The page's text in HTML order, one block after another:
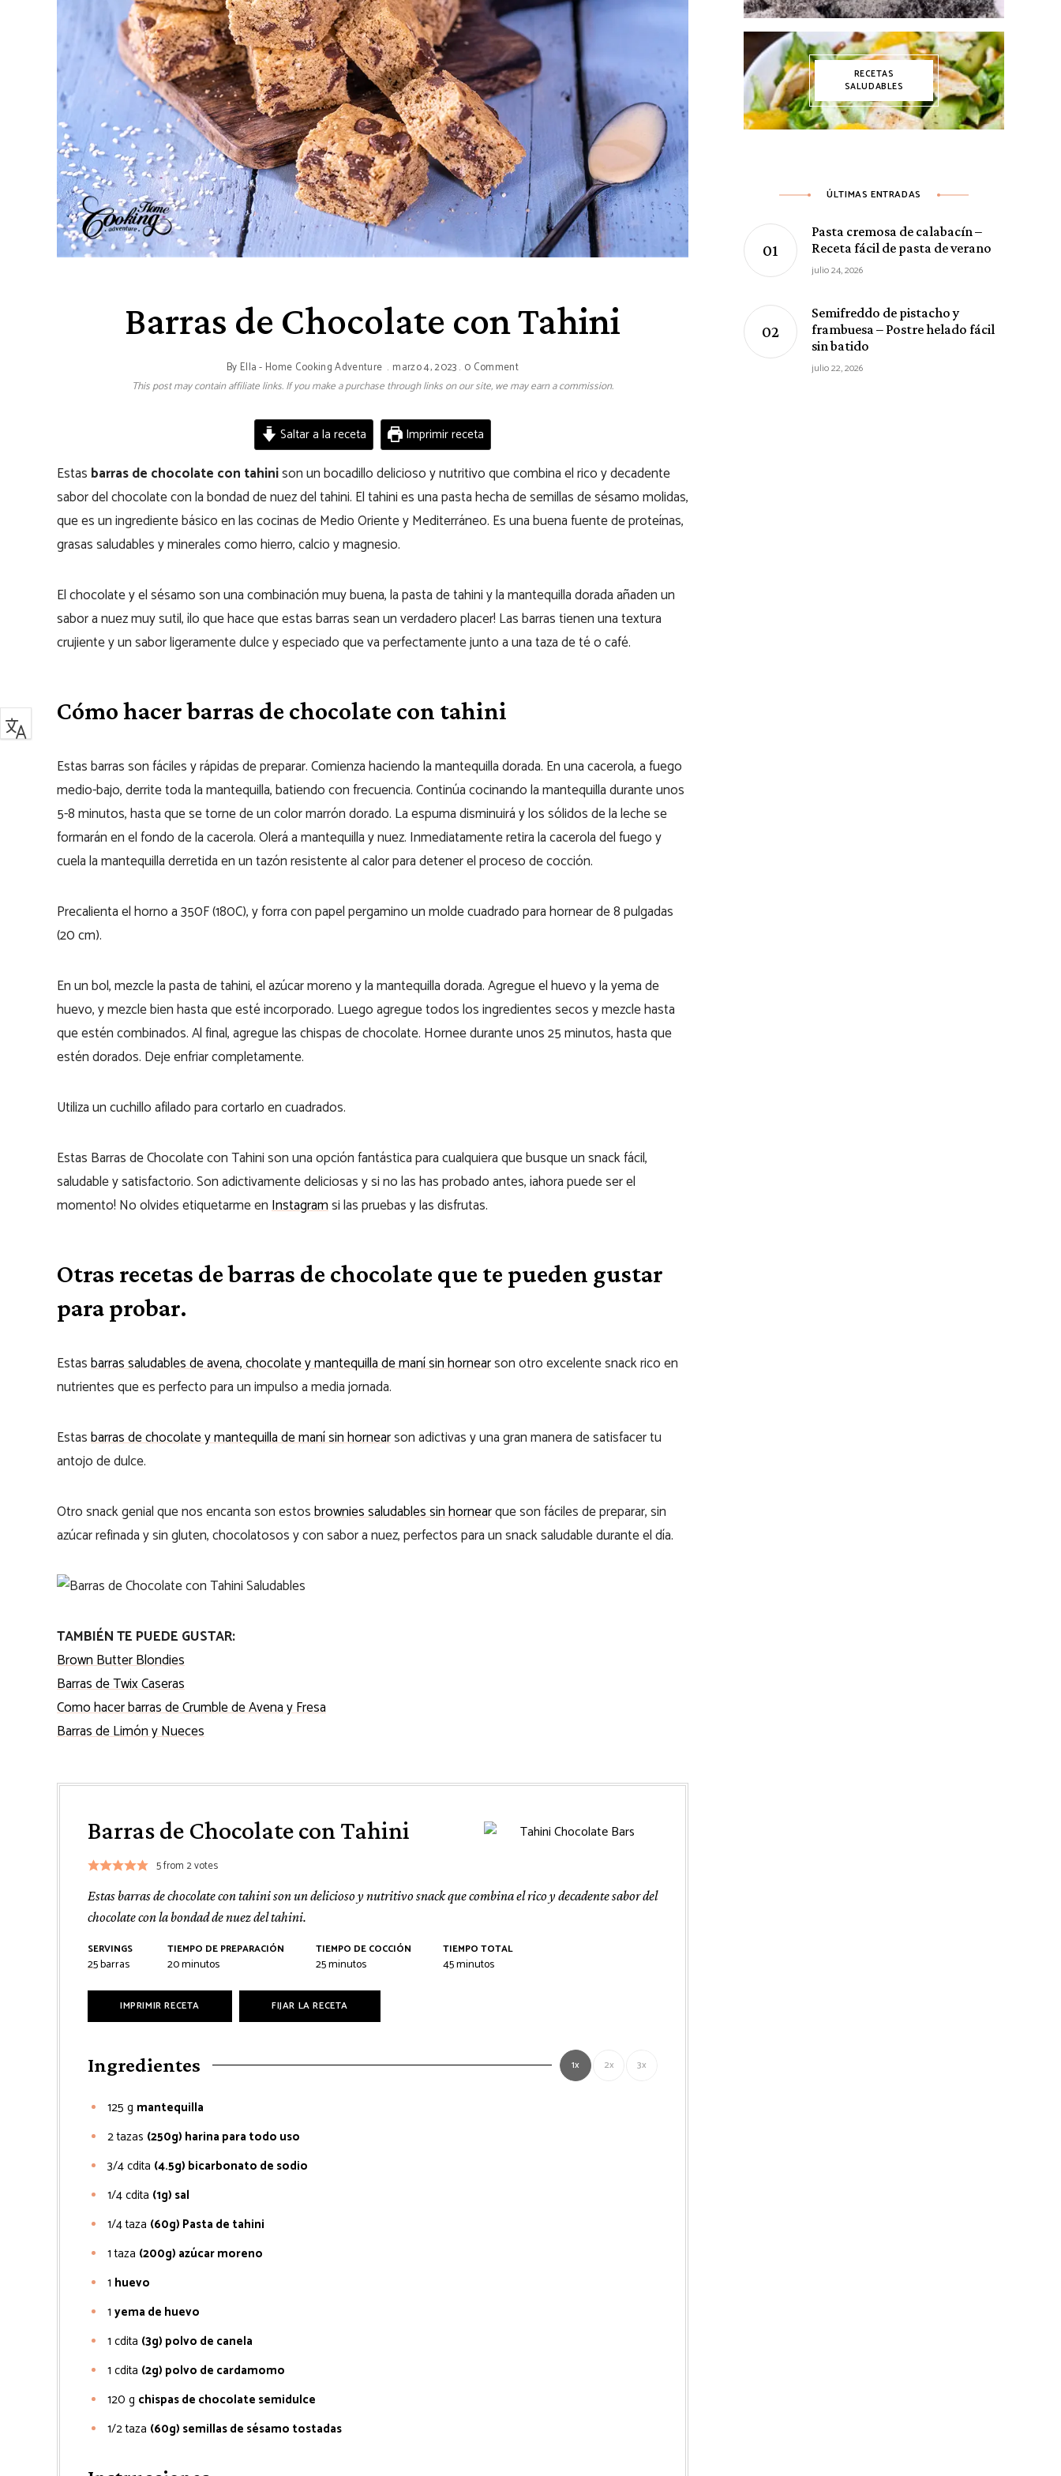
Barras de Chocolate con Tahini
By Ella - Home Cooking Adventure marzo 4, 2023 0 Comment
This post may contain affiliate links. If you make a purchase through links on our site, we may earn a commission.
Saltar a la receta Imprimir receta
Estas barras de chocolate con tahinison un bocadillo delicioso y nutritivo que combina el rico y decadente
sabor del chocolate con la bondad de nuez del tahini. El tahini es una pasta hecha de semillas de sésamo molidas,
que es un ingrediente básico en las cocinas de Medio Oriente y Mediterráneo. Es una buena fuente de proteínas,
grasas saludables y minerales como hierro, calcio y magnesio.
El chocolate y el sésamo son una combinación muy buena, la pasta de tahini y la mantequilla dorada añaden un
sabor a nuez muy sutil, ¡lo que hace que estas barras sean un verdadero placer! Las barras tienen una textura
crujiente y un sabor ligeramente dulce y especiado que va perfectamente junto a una taza de té o café.
Cómo hacer barras de chocolate con tahini
Estas barras son fáciles y rápidas de preparar. Comienza haciendo la mantequilla dorada. En una cacerola, a fuego
medio-bajo, derrite toda la mantequilla, batiendo con frecuencia. Continúa cocinando la mantequilla durante unos
5-8 minutos, hasta que se torne de un color marrón dorado. La espuma disminuirá y los sólidos de la leche se
formarán en el fondo de la cacerola. Olerá a mantequilla y nuez. Inmediatamente retira la cacerola del fuego y
cuela la mantequilla derretida en un tazón resistente al calor para detener el proceso de cocción.
Precalienta el horno a 350F (180C), y forra con papel pergamino un molde cuadrado para hornear de 8 pulgadas
(20 cm).
En un bol, mezcle la pasta de tahini, el azúcar moreno y la mantequilla dorada. Agregue el huevo y la yema de
huevo, y mezcle bien hasta que esté incorporado. Luego agregue todos los ingredientes secos y mezcle hasta
que estén combinados. Al final, agregue las chispas de chocolate. Hornee durante unos 25 minutos, hasta que
estén dorados. Deje enfriar completamente.
Utiliza un cuchillo afilado para cortarlo en cuadrados.
Estas Barras de Chocolate con Tahini son una opción fantástica para cualquiera que busque un snack fácil,
saludable y satisfactorio. Son adictivamente deliciosas y si no las has probado antes, ¡ahora puede ser el
momento! No olvides etiquetarme enInstagramsi las pruebas y las disfrutas.
Otras recetas de barras de chocolate que te pueden gustar
para probar.
Estasbarras saludables de avena, chocolate y mantequilla de maní sin hornearson otro excelente snack rico en
nutrientes que es perfecto para un impulso a media jornada.
Estasbarras de chocolate y mantequilla de maní sin hornearson adictivas y una gran manera de satisfacer tu
antojo de dulce.
Otro snack genial que nos encanta son estosbrownies saludables sin hornearque son fáciles de preparar, sin
azúcar refinada y sin gluten, chocolatosos y con sabor a nuez, perfectos para un snack saludable durante el día.
TAMBIÉN TE PUEDE GUSTAR:
Brown Butter Blondies
Barras de Twix Caseras
Como hacer barras de Crumble de Avena y Fresa
Barras de Limón y Nueces
Barras de Chocolate con Tahini
5from 2votes
Estas barras de chocolate con tahini son un delicioso y nutritivo snack que combina el rico y decadente sabor del
chocolate con la bondad de nuez del tahini.
SERVINGS
25barras
TIEMPO DE PREPARACIÓN
20minutos
minutos
TIEMPO DE COCCIÓN
25minutos
minutos
TIEMPO TOTAL
45minutos
minutos
IMPRIMIR RECETA FIJAR LA RECETA
Ingredientes 1x 2x 3x
125 g mantequilla
2tazas (250g) harina para todo uso
3/4cdita (4.5g) bicarbonato de sodio
1/4cdita (1g) sal
1/4taza (60g) Pasta de tahini
1 taza (200g) azúcar moreno
1 huevo
1 yema de huevo
1 cdita (3g) polvo de canela
1 cdita (2g) polvo de cardamomo
120 g chispas de chocolate semidulce
1/2taza (60g) semillas de sésamo tostadas
RECETAS
SALUDABLES
ÚLTIMAS ENTRADAS
Pasta cremosa de calabacín –
Receta fácil de pasta de verano
julio 24, 2026
Semifreddo de pistacho y
frambuesa – Postre helado fácil
sin batido
julio 22, 2026